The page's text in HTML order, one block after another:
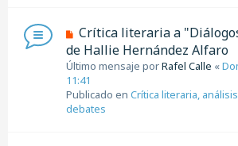
s
a
j
e
N
e
v
o
m
e
Crítica literaria a
de Hallie Hernández Alfaro
Último mensaje porRafel Calle «
11:41
Publicado en Crítica literaria,
debates